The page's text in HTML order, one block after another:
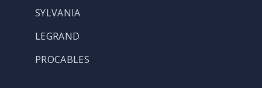
SYLVANIA
LEGRAND
PROCABLES